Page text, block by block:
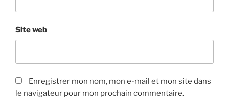
Site web
Enregistrer mon nom, mon e-mail et mon site dans
le navigateur pour mon prochain commentaire.